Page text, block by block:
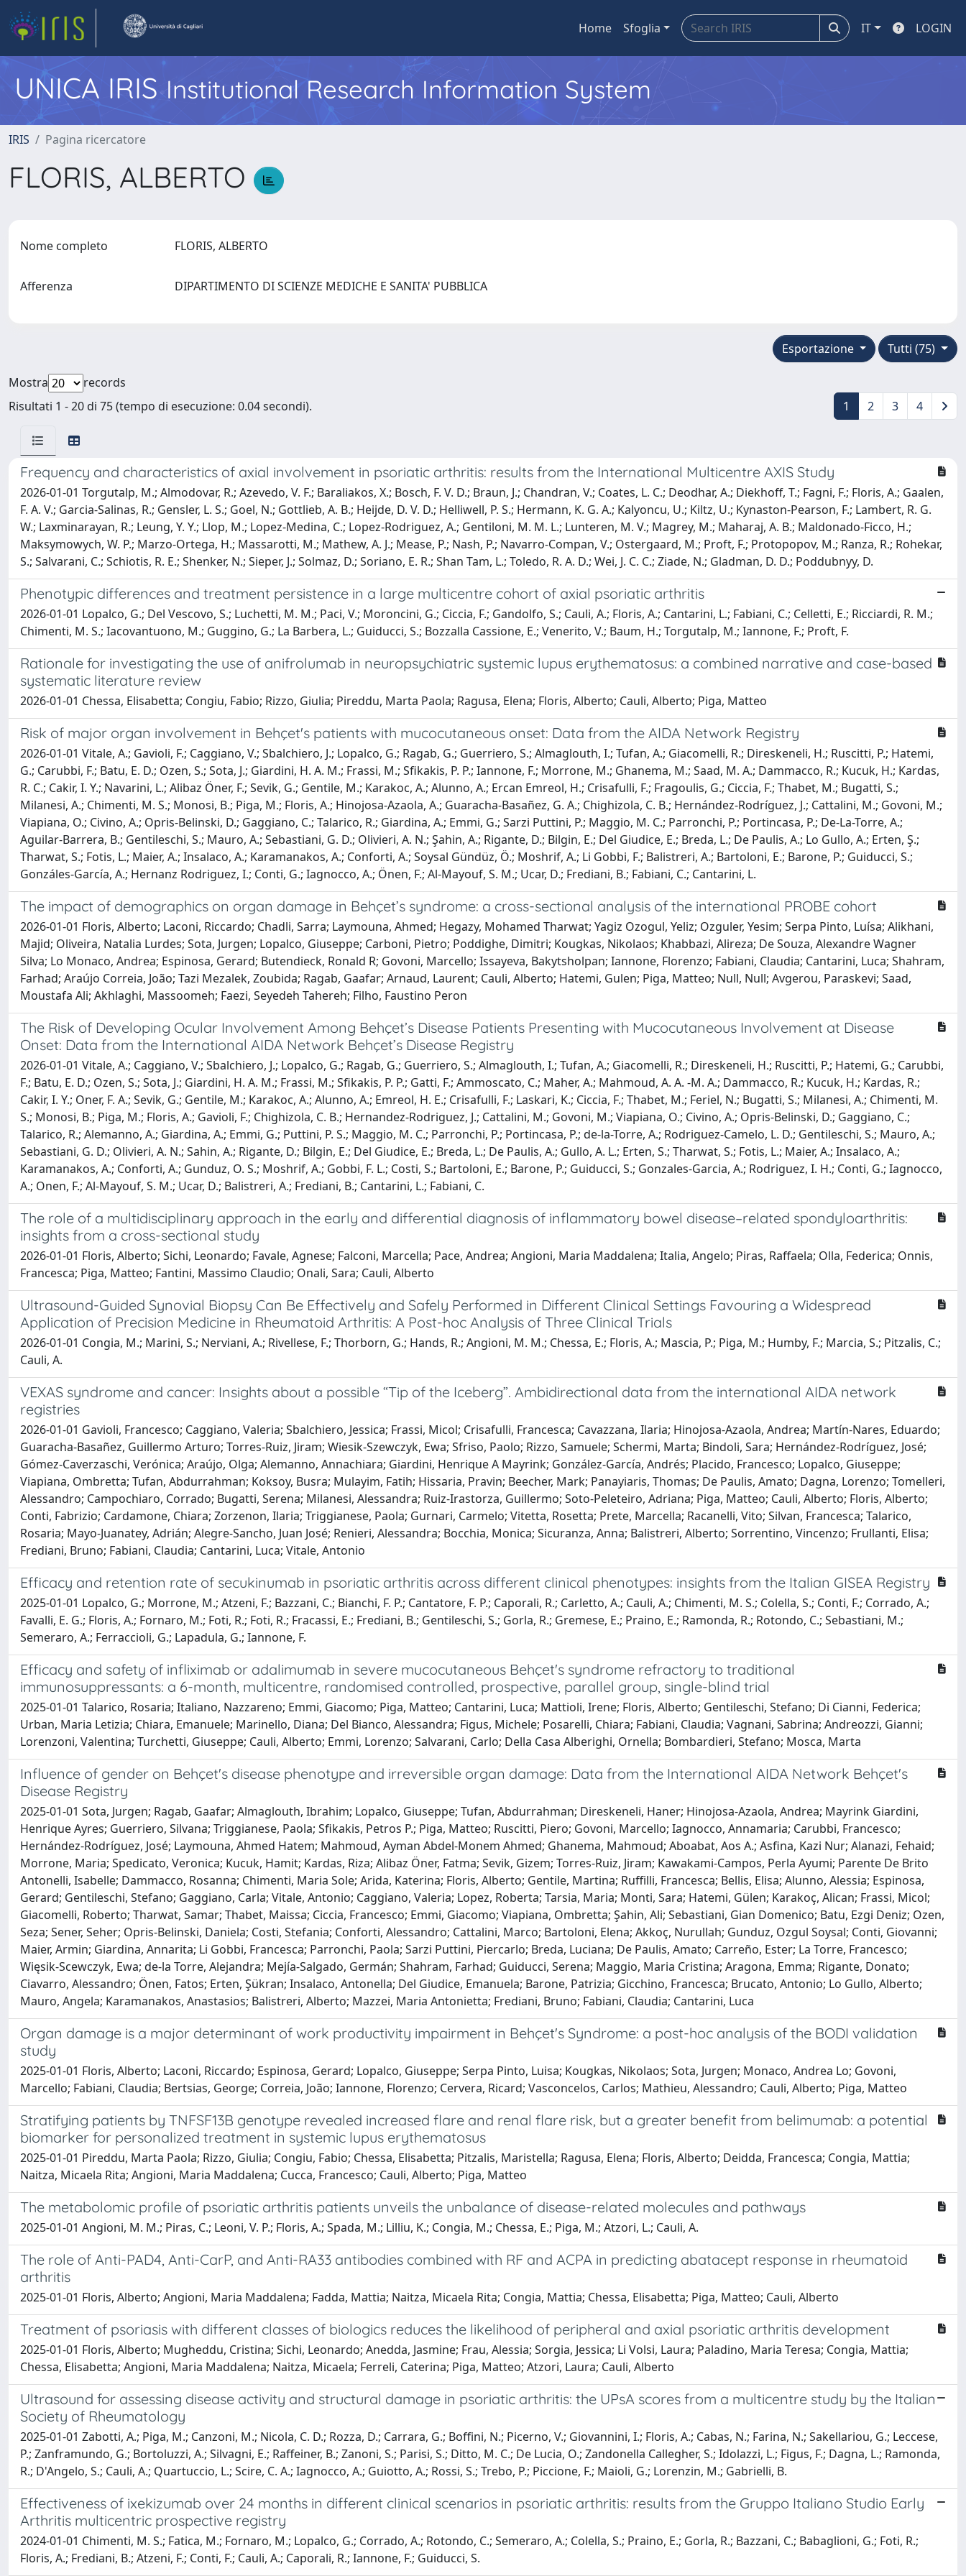
Home Sfoglia IT LOGIN
UNICA IRISInstitutional Research Information System
IRIS Pagina ricercatore
FLORIS, ALBERTO
Nome completo FLORIS, ALBERTO
Afferenza DIPARTIMENTO DI SCIENZE MEDICHE E SANITA' PUBBLICA
Tutti (75)
Esportazione
Mostra
records
Risultati 1 - 20 di 75 (tempo di esecuzione: 0.04 secondi).
1 2 3 4
Frequency and characteristics of axial involvement in psoriatic arthritis: results from the International Multicentre AXIS Study
2026-01-01 Torgutalp, M.; Almodovar, R.; Azevedo, V. F.; Baraliakos, X.; Bosch, F. V. D.; Braun, J.; Chandran, V.; Coates, L. C.; Deodhar, A.; Diekhoff, T.; Fagni, F.; Floris, A.; Gaalen,
F. A. V.; Garcia-Salinas, R.; Gensler, L. S.; Goel, N.; Gottlieb, A. B.; Heijde, D. V. D.; Helliwell, P. S.; Hermann, K. G. A.; Kalyoncu, U.; Kiltz, U.; Kynaston-Pearson, F.; Lambert, R. G.
W.; Laxminarayan, R.; Leung, Y. Y.; Llop, M.; Lopez-Medina, C.; Lopez-Rodriguez, A.; Gentiloni, M. M. L.; Lunteren, M. V.; Magrey, M.; Maharaj, A. B.; Maldonado-Ficco, H.;
Maksymowych, W. P.; Marzo-Ortega, H.; Massarotti, M.; Mathew, A. J.; Mease, P.; Nash, P.; Navarro-Compan, V.; Ostergaard, M.; Proft, F.; Protopopov, M.; Ranza, R.; Rohekar,
S.; Salvarani, C.; Schiotis, R. E.; Shenker, N.; Sieper, J.; Solmaz, D.; Soriano, E. R.; Shan Tam, L.; Toledo, R. A. D.; Wei, J. C. C.; Ziade, N.; Gladman, D. D.; Poddubnyy, D.
Phenotypic differences and treatment persistence in a large multicentre cohort of axial psoriatic arthritis
2026-01-01 Lopalco, G.; Del Vescovo, S.; Luchetti, M. M.; Paci, V.; Moroncini, G.; Ciccia, F.; Gandolfo, S.; Cauli, A.; Floris, A.; Cantarini, L.; Fabiani, C.; Celletti, E.; Ricciardi, R. M.;
Chimenti, M. S.; Iacovantuono, M.; Guggino, G.; La Barbera, L.; Guiducci, S.; Bozzalla Cassione, E.; Venerito, V.; Baum, H.; Torgutalp, M.; Iannone, F.; Proft, F.
Rationale for investigating the use of anifrolumab in neuropsychiatric systemic lupus erythematosus: a combined narrative and case-based
systematic literature review
2026-01-01 Chessa, Elisabetta; Congiu, Fabio; Rizzo, Giulia; Pireddu, Marta Paola; Ragusa, Elena; Floris, Alberto; Cauli, Alberto; Piga, Matteo
Risk of major organ involvement in Behçet's patients with mucocutaneous onset: Data from the AIDA Network Registry
2026-01-01 Vitale, A.; Gavioli, F.; Caggiano, V.; Sbalchiero, J.; Lopalco, G.; Ragab, G.; Guerriero, S.; Almaglouth, I.; Tufan, A.; Giacomelli, R.; Direskeneli, H.; Ruscitti, P.; Hatemi,
G.; Carubbi, F.; Batu, E. D.; Ozen, S.; Sota, J.; Giardini, H. A. M.; Frassi, M.; Sfikakis, P. P.; Iannone, F.; Morrone, M.; Ghanema, M.; Saad, M. A.; Dammacco, R.; Kucuk, H.; Kardas,
R. C.; Cakir, I. Y.; Navarini, L.; Alibaz Öner, F.; Sevik, G.; Gentile, M.; Karakoc, A.; Alunno, A.; Ercan Emreol, H.; Crisafulli, F.; Fragoulis, G.; Ciccia, F.; Thabet, M.; Bugatti, S.;
Milanesi, A.; Chimenti, M. S.; Monosi, B.; Piga, M.; Floris, A.; Hinojosa-Azaola, A.; Guaracha-Basañez, G. A.; Chighizola, C. B.; Hernández-Rodríguez, J.; Cattalini, M.; Govoni, M.;
Viapiana, O.; Civino, A.; Opris-Belinski, D.; Gaggiano, C.; Talarico, R.; Giardina, A.; Emmi, G.; Sarzi Puttini, P.; Maggio, M. C.; Parronchi, P.; Portincasa, P.; De-La-Torre, A.;
Aguilar-Barrera, B.; Gentileschi, S.; Mauro, A.; Sebastiani, G. D.; Olivieri, A. N.; Şahin, A.; Rigante, D.; Bilgin, E.; Del Giudice, E.; Breda, L.; De Paulis, A.; Lo Gullo, A.; Erten, Ş.;
Tharwat, S.; Fotis, L.; Maier, A.; Insalaco, A.; Karamanakos, A.; Conforti, A.; Soysal Gündüz, Ö.; Moshrif, A.; Li Gobbi, F.; Balistreri, A.; Bartoloni, E.; Barone, P.; Guiducci, S.;
Gonzáles-García, A.; Hernanz Rodriguez, I.; Conti, G.; Iagnocco, A.; Önen, F.; Al-Mayouf, S. M.; Ucar, D.; Frediani, B.; Fabiani, C.; Cantarini, L.
The impact of demographics on organ damage in Behçet’s syndrome: a cross-sectional analysis of the international PROBE cohort
2026-01-01 Floris, Alberto; Laconi, Riccardo; Chadli, Sarra; Laymouna, Ahmed; Hegazy, Mohamed Tharwat; Yagiz Ozogul, Yeliz; Ozguler, Yesim; Serpa Pinto, Luísa; Alikhani,
Majid; Oliveira, Natalia Lurdes; Sota, Jurgen; Lopalco, Giuseppe; Carboni, Pietro; Poddighe, Dimitri; Kougkas, Nikolaos; Khabbazi, Alireza; De Souza, Alexandre Wagner
Silva; Lo Monaco, Andrea; Espinosa, Gerard; Butendieck, Ronald R; Govoni, Marcello; Issayeva, Bakytsholpan; Iannone, Florenzo; Fabiani, Claudia; Cantarini, Luca; Shahram,
Farhad; Araújo Correia, João; Tazi Mezalek, Zoubida; Ragab, Gaafar; Arnaud, Laurent; Cauli, Alberto; Hatemi, Gulen; Piga, Matteo; Null, Null; Avgerou, Paraskevi; Saad,
Moustafa Ali; Akhlaghi, Massoomeh; Faezi, Seyedeh Tahereh; Filho, Faustino Peron
The Risk of Developing Ocular Involvement Among Behçet’s Disease Patients Presenting with Mucocutaneous Involvement at Disease
Onset: Data from the International AIDA Network Behçet’s Disease Registry
2026-01-01 Vitale, A.; Caggiano, V.; Sbalchiero, J.; Lopalco, G.; Ragab, G.; Guerriero, S.; Almaglouth, I.; Tufan, A.; Giacomelli, R.; Direskeneli, H.; Ruscitti, P.; Hatemi, G.; Carubbi,
F.; Batu, E. D.; Ozen, S.; Sota, J.; Giardini, H. A. M.; Frassi, M.; Sfikakis, P. P.; Gatti, F.; Ammoscato, C.; Maher, A.; Mahmoud, A. A. -M. A.; Dammacco, R.; Kucuk, H.; Kardas, R.;
Cakir, I. Y.; Oner, F. A.; Sevik, G.; Gentile, M.; Karakoc, A.; Alunno, A.; Emreol, H. E.; Crisafulli, F.; Laskari, K.; Ciccia, F.; Thabet, M.; Feriel, N.; Bugatti, S.; Milanesi, A.; Chimenti, M.
S.; Monosi, B.; Piga, M.; Floris, A.; Gavioli, F.; Chighizola, C. B.; Hernandez-Rodriguez, J.; Cattalini, M.; Govoni, M.; Viapiana, O.; Civino, A.; Opris-Belinski, D.; Gaggiano, C.;
Talarico, R.; Alemanno, A.; Giardina, A.; Emmi, G.; Puttini, P. S.; Maggio, M. C.; Parronchi, P.; Portincasa, P.; de-la-Torre, A.; Rodriguez-Camelo, L. D.; Gentileschi, S.; Mauro, A.;
Sebastiani, G. D.; Olivieri, A. N.; Sahin, A.; Rigante, D.; Bilgin, E.; Del Giudice, E.; Breda, L.; De Paulis, A.; Gullo, A. L.; Erten, S.; Tharwat, S.; Fotis, L.; Maier, A.; Insalaco, A.;
Karamanakos, A.; Conforti, A.; Gunduz, O. S.; Moshrif, A.; Gobbi, F. L.; Costi, S.; Bartoloni, E.; Barone, P.; Guiducci, S.; Gonzales-Garcia, A.; Rodriguez, I. H.; Conti, G.; Iagnocco,
A.; Onen, F.; Al-Mayouf, S. M.; Ucar, D.; Balistreri, A.; Frediani, B.; Cantarini, L.; Fabiani, C.
The role of a multidisciplinary approach in the early and differential diagnosis of inflammatory bowel disease–related spondyloarthritis:
insights from a cross-sectional study
2026-01-01 Floris, Alberto; Sichi, Leonardo; Favale, Agnese; Falconi, Marcella; Pace, Andrea; Angioni, Maria Maddalena; Italia, Angelo; Piras, Raffaela; Olla, Federica; Onnis,
Francesca; Piga, Matteo; Fantini, Massimo Claudio; Onali, Sara; Cauli, Alberto
Ultrasound-Guided Synovial Biopsy Can Be Effectively and Safely Performed in Different Clinical Settings Favouring a Widespread
Application of Precision Medicine in Rheumatoid Arthritis: A Post-hoc Analysis of Three Clinical Trials
2026-01-01 Congia, M.; Marini, S.; Nerviani, A.; Rivellese, F.; Thorborn, G.; Hands, R.; Angioni, M. M.; Chessa, E.; Floris, A.; Mascia, P.; Piga, M.; Humby, F.; Marcia, S.; Pitzalis, C.;
Cauli, A.
VEXAS syndrome and cancer: Insights about a possible “Tip of the Iceberg”. Ambidirectional data from the international AIDA network
registries
2026-01-01 Gavioli, Francesco; Caggiano, Valeria; Sbalchiero, Jessica; Frassi, Micol; Crisafulli, Francesca; Cavazzana, Ilaria; Hinojosa-Azaola, Andrea; Martín-Nares, Eduardo;
Guaracha-Basañez, Guillermo Arturo; Torres-Ruiz, Jiram; Wiesik-Szewczyk, Ewa; Sfriso, Paolo; Rizzo, Samuele; Schermi, Marta; Bindoli, Sara; Hernández-Rodríguez, José;
Gómez-Caverzaschi, Verónica; Araújo, Olga; Alemanno, Annachiara; Giardini, Henrique A Mayrink; González-García, Andrés; Placido, Francesco; Lopalco, Giuseppe;
Viapiana, Ombretta; Tufan, Abdurrahman; Koksoy, Busra; Mulayim, Fatih; Hissaria, Pravin; Beecher, Mark; Panayiaris, Thomas; De Paulis, Amato; Dagna, Lorenzo; Tomelleri,
Alessandro; Campochiaro, Corrado; Bugatti, Serena; Milanesi, Alessandra; Ruiz-Irastorza, Guillermo; Soto-Peleteiro, Adriana; Piga, Matteo; Cauli, Alberto; Floris, Alberto;
Conti, Fabrizio; Cardamone, Chiara; Zorzenon, Ilaria; Triggianese, Paola; Gurnari, Carmelo; Vitetta, Rosetta; Prete, Marcella; Racanelli, Vito; Silvan, Francesca; Talarico,
Rosaria; Mayo-Juanatey, Adrián; Alegre-Sancho, Juan José; Renieri, Alessandra; Bocchia, Monica; Sicuranza, Anna; Balistreri, Alberto; Sorrentino, Vincenzo; Frullanti, Elisa;
Frediani, Bruno; Fabiani, Claudia; Cantarini, Luca; Vitale, Antonio
Efficacy and retention rate of secukinumab in psoriatic arthritis across different clinical phenotypes: insights from the Italian GISEA Registry
2025-01-01 Lopalco, G.; Morrone, M.; Atzeni, F.; Bazzani, C.; Bianchi, F. P.; Cantatore, F. P.; Caporali, R.; Carletto, A.; Cauli, A.; Chimenti, M. S.; Colella, S.; Conti, F.; Corrado, A.;
Favalli, E. G.; Floris, A.; Fornaro, M.; Foti, R.; Foti, R.; Fracassi, E.; Frediani, B.; Gentileschi, S.; Gorla, R.; Gremese, E.; Praino, E.; Ramonda, R.; Rotondo, C.; Sebastiani, M.;
Semeraro, A.; Ferraccioli, G.; Lapadula, G.; Iannone, F.
Efficacy and safety of infliximab or adalimumab in severe mucocutaneous Behçet's syndrome refractory to traditional
immunosuppressants: a 6-month, multicentre, randomised controlled, prospective, parallel group, single-blind trial
2025-01-01 Talarico, Rosaria; Italiano, Nazzareno; Emmi, Giacomo; Piga, Matteo; Cantarini, Luca; Mattioli, Irene; Floris, Alberto; Gentileschi, Stefano; Di Cianni, Federica;
Urban, Maria Letizia; Chiara, Emanuele; Marinello, Diana; Del Bianco, Alessandra; Figus, Michele; Posarelli, Chiara; Fabiani, Claudia; Vagnani, Sabrina; Andreozzi, Gianni;
Lorenzoni, Valentina; Turchetti, Giuseppe; Cauli, Alberto; Emmi, Lorenzo; Salvarani, Carlo; Della Casa Alberighi, Ornella; Bombardieri, Stefano; Mosca, Marta
Influence of gender on Behçet's disease phenotype and irreversible organ damage: Data from the International AIDA Network Behçet's
Disease Registry
2025-01-01 Sota, Jurgen; Ragab, Gaafar; Almaglouth, Ibrahim; Lopalco, Giuseppe; Tufan, Abdurrahman; Direskeneli, Haner; Hinojosa-Azaola, Andrea; Mayrink Giardini,
Henrique Ayres; Guerriero, Silvana; Triggianese, Paola; Sfikakis, Petros P.; Piga, Matteo; Ruscitti, Piero; Govoni, Marcello; Iagnocco, Annamaria; Carubbi, Francesco;
Hernández-Rodríguez, José; Laymouna, Ahmed Hatem; Mahmoud, Ayman Abdel-Monem Ahmed; Ghanema, Mahmoud; Aboabat, Aos A.; Asfina, Kazi Nur; Alanazi, Fehaid;
Morrone, Maria; Spedicato, Veronica; Kucuk, Hamit; Kardas, Riza; Alibaz Öner, Fatma; Sevik, Gizem; Torres-Ruiz, Jiram; Kawakami-Campos, Perla Ayumi; Parente De Brito
Antonelli, Isabelle; Dammacco, Rosanna; Chimenti, Maria Sole; Arida, Katerina; Floris, Alberto; Gentile, Martina; Ruffilli, Francesca; Bellis, Elisa; Alunno, Alessia; Espinosa,
Gerard; Gentileschi, Stefano; Gaggiano, Carla; Vitale, Antonio; Caggiano, Valeria; Lopez, Roberta; Tarsia, Maria; Monti, Sara; Hatemi, Gülen; Karakoç, Alican; Frassi, Micol;
Giacomelli, Roberto; Tharwat, Samar; Thabet, Maissa; Ciccia, Francesco; Emmi, Giacomo; Viapiana, Ombretta; Şahin, Ali; Sebastiani, Gian Domenico; Batu, Ezgi Deniz; Ozen,
Seza; Sener, Seher; Opris-Belinski, Daniela; Costi, Stefania; Conforti, Alessandro; Cattalini, Marco; Bartoloni, Elena; Akkoç, Nurullah; Gunduz, Ozgul Soysal; Conti, Giovanni;
Maier, Armin; Giardina, Annarita; Li Gobbi, Francesca; Parronchi, Paola; Sarzi Puttini, Piercarlo; Breda, Luciana; De Paulis, Amato; Carreño, Ester; La Torre, Francesco;
Więsik-Scewczyk, Ewa; de-la Torre, Alejandra; Mejía-Salgado, Germán; Shahram, Farhad; Guiducci, Serena; Maggio, Maria Cristina; Aragona, Emma; Rigante, Donato;
Ciavarro, Alessandro; Önen, Fatos; Erten, Şükran; Insalaco, Antonella; Del Giudice, Emanuela; Barone, Patrizia; Gicchino, Francesca; Brucato, Antonio; Lo Gullo, Alberto;
Mauro, Angela; Karamanakos, Anastasios; Balistreri, Alberto; Mazzei, Maria Antonietta; Frediani, Bruno; Fabiani, Claudia; Cantarini, Luca
Organ damage is a major determinant of work productivity impairment in Behçet's Syndrome: a post-hoc analysis of the BODI validation
study
2025-01-01 Floris, Alberto; Laconi, Riccardo; Espinosa, Gerard; Lopalco, Giuseppe; Serpa Pinto, Luisa; Kougkas, Nikolaos; Sota, Jurgen; Monaco, Andrea Lo; Govoni,
Marcello; Fabiani, Claudia; Bertsias, George; Correia, João; Iannone, Florenzo; Cervera, Ricard; Vasconcelos, Carlos; Mathieu, Alessandro; Cauli, Alberto; Piga, Matteo
Stratifying patients by TNFSF13B genotype revealed increased flare and renal flare risk, but a greater benefit from belimumab: a potential
biomarker for personalized treatment in systemic lupus erythematosus
2025-01-01 Pireddu, Marta Paola; Rizzo, Giulia; Congiu, Fabio; Chessa, Elisabetta; Pitzalis, Maristella; Ragusa, Elena; Floris, Alberto; Deidda, Francesca; Congia, Mattia;
Naitza, Micaela Rita; Angioni, Maria Maddalena; Cucca, Francesco; Cauli, Alberto; Piga, Matteo
The metabolomic profile of psoriatic arthritis patients unveils the unbalance of disease-related molecules and pathways
2025-01-01 Angioni, M. M.; Piras, C.; Leoni, V. P.; Floris, A.; Spada, M.; Lilliu, K.; Congia, M.; Chessa, E.; Piga, M.; Atzori, L.; Cauli, A.
The role of Anti-PAD4, Anti-CarP, and Anti-RA33 antibodies combined with RF and ACPA in predicting abatacept response in rheumatoid
arthritis
2025-01-01 Floris, Alberto; Angioni, Maria Maddalena; Fadda, Mattia; Naitza, Micaela Rita; Congia, Mattia; Chessa, Elisabetta; Piga, Matteo; Cauli, Alberto
Treatment of psoriasis with different classes of biologics reduces the likelihood of peripheral and axial psoriatic arthritis development
2025-01-01 Floris, Alberto; Mugheddu, Cristina; Sichi, Leonardo; Anedda, Jasmine; Frau, Alessia; Sorgia, Jessica; Li Volsi, Laura; Paladino, Maria Teresa; Congia, Mattia;
Chessa, Elisabetta; Angioni, Maria Maddalena; Naitza, Micaela; Ferreli, Caterina; Piga, Matteo; Atzori, Laura; Cauli, Alberto
Ultrasound for assessing disease activity and structural damage in psoriatic arthritis: the UPsA scores from a multicentre study by the Italian
Society of Rheumatology
2025-01-01 Zabotti, A.; Piga, M.; Canzoni, M.; Nicola, C. D.; Rozza, D.; Carrara, G.; Boffini, N.; Picerno, V.; Giovannini, I.; Floris, A.; Cabas, N.; Farina, N.; Sakellariou, G.; Leccese,
P.; Zanframundo, G.; Bortoluzzi, A.; Silvagni, E.; Raffeiner, B.; Zanoni, S.; Parisi, S.; Ditto, M. C.; De Lucia, O.; Zandonella Callegher, S.; Idolazzi, L.; Figus, F.; Dagna, L.; Ramonda,
R.; D'Angelo, S.; Cauli, A.; Quartuccio, L.; Scire, C. A.; Iagnocco, A.; Guiotto, A.; Rossi, S.; Trebo, P.; Piccione, F.; Maioli, G.; Lorenzin, M.; Gabrielli, B.
Effectiveness of ixekizumab over 24 months in different clinical scenarios in psoriatic arthritis: results from the Gruppo Italiano Studio Early
Arthritis multicentric prospective registry
2024-01-01 Chimenti, M. S.; Fatica, M.; Fornaro, M.; Lopalco, G.; Corrado, A.; Rotondo, C.; Semeraro, A.; Colella, S.; Praino, E.; Gorla, R.; Bazzani, C.; Babaglioni, G.; Foti, R.;
Floris, A.; Frediani, B.; Atzeni, F.; Conti, F.; Cauli, A.; Caporali, R.; Iannone, F.; Guiducci, S.